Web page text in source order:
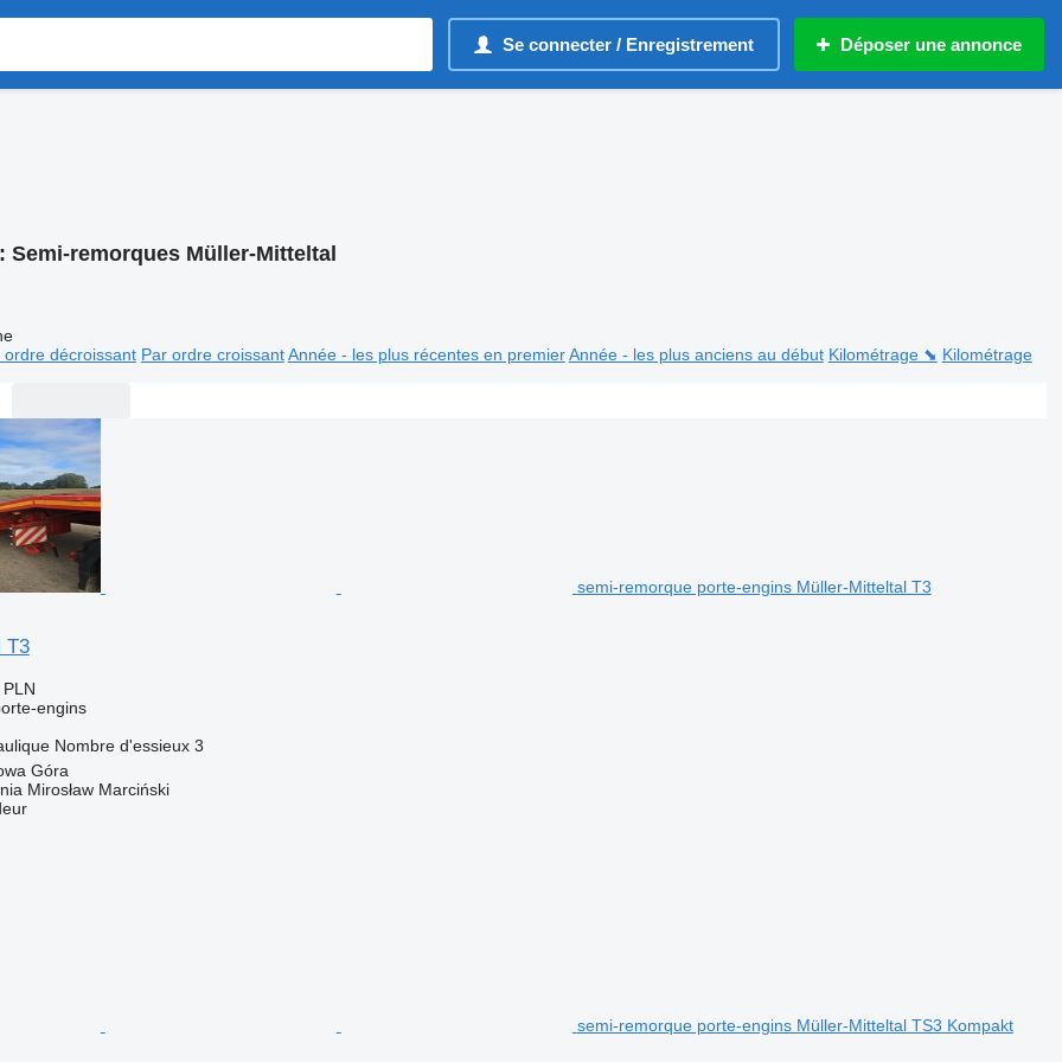
Se connecter / Enregistrement Déposer une annonce
Semi-remorques Müller-Mitteltal
ordre décroissant Par ordre croissant Année - les plus récentes en premier Année - les plus anciens au début Kilométrage ⬊ Kilométrage
semi-remorque porte-engins Müller-Mitteltal T3
T3
engins
Nombre d'essieux 3
Góra
Mirosław Marciński
semi-remorque porte-engins Müller-Mitteltal TS3 Kompakt